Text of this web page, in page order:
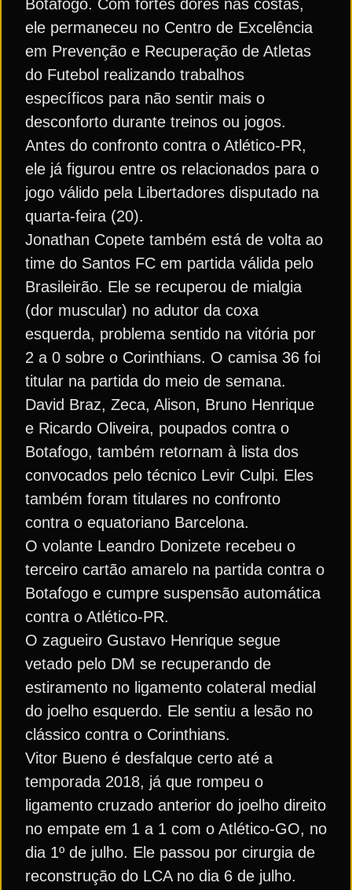
Botafogo. Com fortes dores nas costas,
ele permaneceu no Centro de Excelência
em Prevenção e Recuperação de Atletas
do Futebol realizando trabalhos
específicos para não sentir mais o
desconforto durante treinos ou jogos.
Antes do confronto contra o Atlético-PR,
ele já figurou entre os relacionados para o
jogo válido pela Libertadores disputado na
quarta-feira (20).
Jonathan Copete também está de volta ao
time do Santos FC em partida válida pelo
Brasileirão. Ele se recuperou de mialgia
(dor muscular) no adutor da coxa
esquerda, problema sentido na vitória por
2 a 0 sobre o Corinthians. O camisa 36 foi
titular na partida do meio de semana.
David Braz, Zeca, Alison, Bruno Henrique
e Ricardo Oliveira, poupados contra o
Botafogo, também retornam à lista dos
convocados pelo técnico Levir Culpi. Eles
também foram titulares no confronto
contra o equatoriano Barcelona.
O volante Leandro Donizete recebeu o
terceiro cartão amarelo na partida contra o
Botafogo e cumpre suspensão automática
contra o Atlético-PR.
O zagueiro Gustavo Henrique segue
vetado pelo DM se recuperando de
estiramento no ligamento colateral medial
do joelho esquerdo. Ele sentiu a lesão no
clássico contra o Corinthians.
Vitor Bueno é desfalque certo até a
temporada 2018, já que rompeu o
ligamento cruzado anterior do joelho direito
no empate em 1 a 1 com o Atlético-GO, no
dia 1º de julho. Ele passou por cirurgia de
reconstrução do LCA no dia 6 de julho.